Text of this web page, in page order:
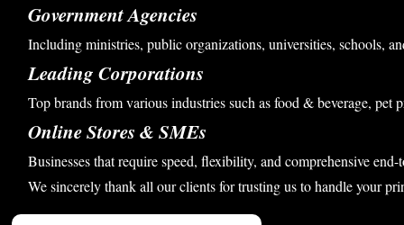
Government Agencies
Including ministries, public organizations, universities, schools,
Leading Corporations
Top brands from various industries such as food & beverage, pet
Online Stores & SMEs
Businesses that require speed, flexibility, and comprehensive
We sincerely thank all our clients for trusting us to handle your